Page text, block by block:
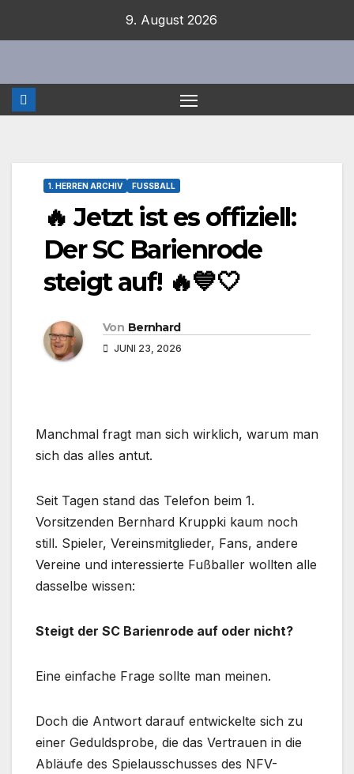
9. August 2026
1. HERREN ARCHIV FUSSBALL
🔥 Jetzt ist es offiziell:
Der SC Barienrode
steigt auf! 🔥💙🤍
Von Bernhard
JUNI 23, 2026
Manchmal fragt man sich wirklich, warum man
sich das alles antut.
Seit Tagen stand das Telefon beim 1.
Vorsitzenden Bernhard Kruppki kaum noch
still. Spieler, Vereinsmitglieder, Fans, andere
Vereine und interessierte Fußballer wollten alle
dasselbe wissen:
Steigt der SC Barienrode auf oder nicht?
Eine einfache Frage sollte man meinen.
Doch die Antwort darauf entwickelte sich zu
einer Geduldsprobe, die das Vertrauen in die
Abläufe des Spielausschusses des NFV-